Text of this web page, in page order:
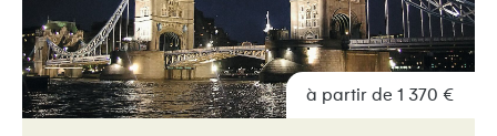
à partir de 1 370 €